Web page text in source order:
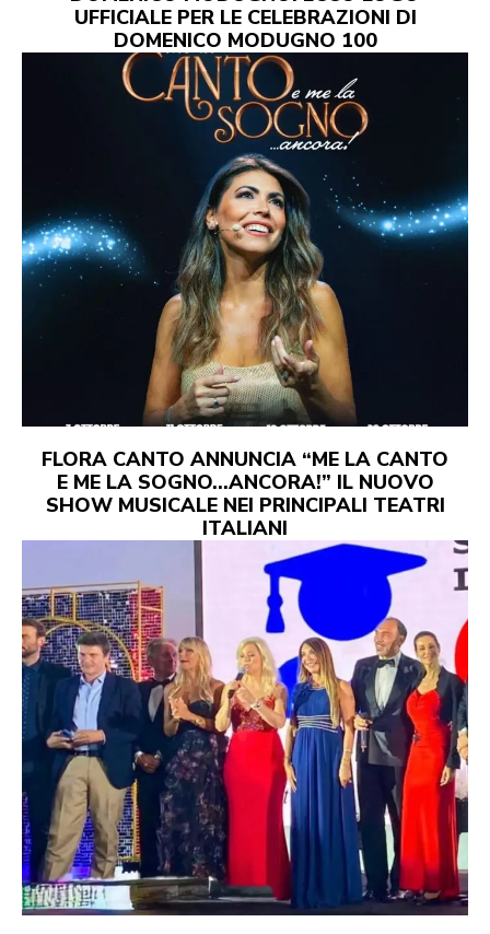
UFFICIALE PER LE CELEBRAZIONI DI
DOMENICO MODUGNO 100
FLORA CANTO ANNUNCIA “ME LA CANTO
E ME LA SOGNO…ANCORA!” IL NUOVO
SHOW MUSICALE NEI PRINCIPALI TEATRI
ITALIANI